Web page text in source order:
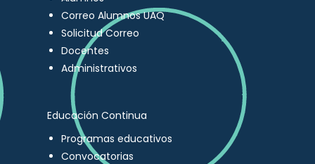
Correo Alumnos UAQ
Solicitud Correo
Docentes
Administrativos
Educación Continua
Programas educativos
Convocatorias